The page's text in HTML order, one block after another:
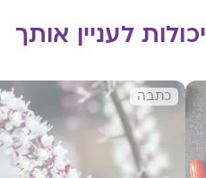
לעניין אותך
כתבה